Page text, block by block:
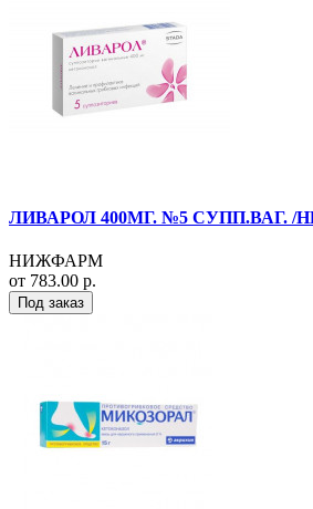
ЛИВАРОЛ 400МГ. №5 СУПП.ВАГ.
НИЖФАРМ
от 783.00 р.
Под заказ